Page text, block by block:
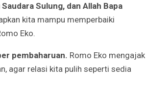
Sulung, dan Allah Bapa
kita mampu memperbaiki
Eko.
pembaharuan. Romo Eko mengajak
agar relasi kita pulih seperti sedia